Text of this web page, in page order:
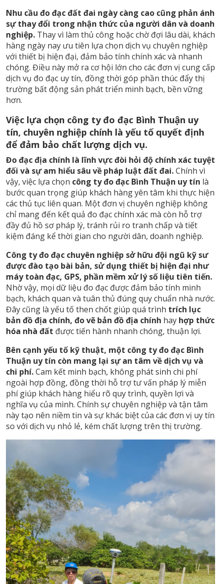
Nhu cầu đo đạc đất đai ngày càng cao cũng phản ánh
sự thay đổi trong nhận thức của người dân và doanh
nghiệp. Thay vì làm thủ công hoặc chờ đợi lâu dài, khách
hàng ngày nay ưu tiên lựa chọn dịch vụ chuyên nghiệp
với thiết bị hiện đại, đảm bảo tính chính xác và nhanh
chóng. Điều này mở ra cơ hội lớn cho các đơn vị cung cấp
dịch vụ đo đạc uy tín, đồng thời góp phần thúc đẩy thị
trường bất động sản phát triển minh bạch, bền vững
hơn.
Việc lựa chọn công ty đo đạc Bình Thuận uy
tín, chuyên nghiệp chính là yếu tố quyết định
để đảm bảo chất lượng dịch vụ.
Đo đạc địa chính là lĩnh vực đòi hỏi độ chính xác tuyệt
đối và sự am hiểu sâu về pháp luật đất đai.Chính vì
vậy, việc lựa chọn công ty đo đạc Bình Thuận uy tín là
bước quan trọng giúp khách hàng yên tâm khi thực hiện
các thủ tục liên quan. Một đơn vị chuyên nghiệp không
chỉ mang đến kết quả đo đạc chính xác mà còn hỗ trợ
đầy đủ hồ sơ pháp lý, tránh rủi ro tranh chấp và tiết
kiệm đáng kể thời gian cho người dân, doanh nghiệp.
Công ty đo đạc chuyên nghiệp sở hữu đội ngũ kỹ sư
được đào tạo bài bản, sử dụng thiết bị hiện đại như
máy toàn đạc, GPS, phần mềm xử lý số liệu tiên tiến.
Nhờ vậy, mọi dữ liệu đo đạc được đảm bảo tính minh
bạch, khách quan và tuân thủ đúng quy chuẩn nhà nước.
Đây cũng là yếu tố then chốt giúp quá trình trích lục
bản đồ địa chính, đo vẽ bản đồ địa chính hay hợp thức
hóa nhà đất được tiến hành nhanh chóng, thuận lợi.
Bên cạnh yếu tố kỹ thuật, một công ty đo đạc Bình
Thuận uy tín còn mang lại sự an tâm về dịch vụ và
chi phí.Cam kết minh bạch, không phát sinh chi phí
ngoài hợp đồng, đồng thời hỗ trợ tư vấn pháp lý miễn
phí giúp khách hàng hiểu rõ quy trình, quyền lợi và
nghĩa vụ của mình. Chính sự chuyên nghiệp và tận tâm
này tạo nên niềm tin và sự khác biệt của các đơn vị uy tín
so với dịch vụ nhỏ lẻ, kém chất lượng trên thị trường.